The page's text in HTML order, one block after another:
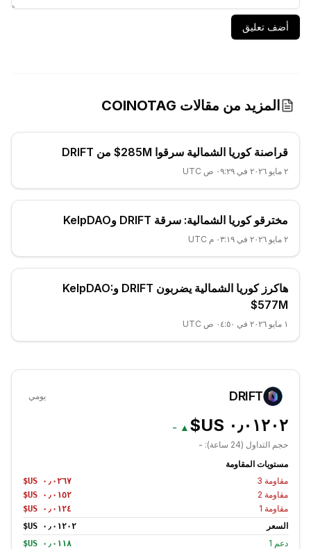
أضف تعليق
المزيد من مقالات COINOTAG
قراصنة كوريا الشمالية سرقوا 285M$ من DRIFT
٢ مايو ٢٠٢٦ في ٠٩:٢٩ ص UTC
مخترقو كوريا الشمالية: سرقة DRIFT وKelpDAO
٢ مايو ٢٠٢٦ في ٠٣:١٩ م UTC
هاكرز كوريا الشمالية يضربون DRIFT وKelpDAO:
577M$
١ مايو ٢٠٢٦ في ٠٤:٥٠ ص UTC
DRIFT يومي
▲
-
حجم التداول (24 ساعة):
-
مستويات المقاومة
مقاومة 3
مقاومة 2
مقاومة 1
السعر
دعم 1